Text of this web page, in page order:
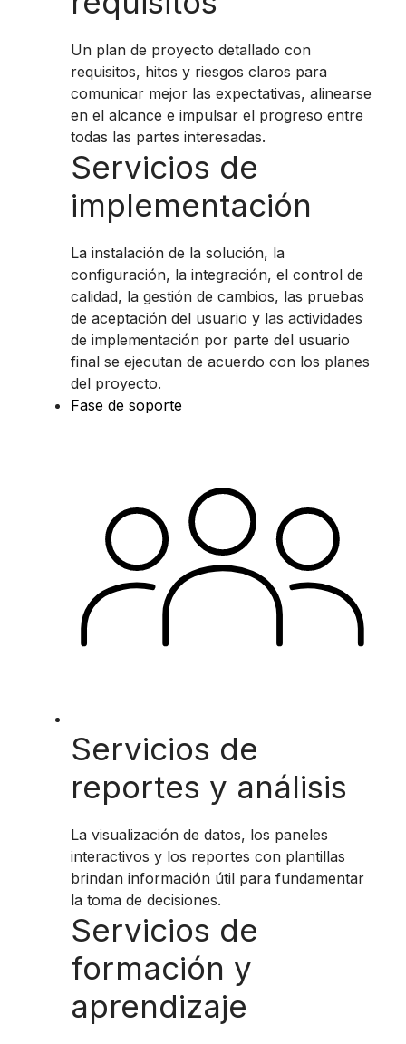
Un plan de proyecto detallado con
requisitos, hitos y riesgos claros para
comunicar mejor las expectativas, alinearse
en el alcance e impulsar el progreso entre
todas las partes interesadas.
Servicios de
implementación
La instalación de la solución, la
configuración, la integración, el control de
calidad, la gestión de cambios, las pruebas
de aceptación del usuario y las actividades
de implementación por parte del usuario
final se ejecutan de acuerdo con los planes
del proyecto.
Fase de soporte
Servicios de
reportes y análisis
La visualización de datos, los paneles
interactivos y los reportes con plantillas
brindan información útil para fundamentar
la toma de decisiones.
Servicios de
formación y
aprendizaje